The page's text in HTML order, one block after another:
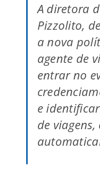
A diretora
Pizzolito,
a nova
agente de
entrar no
e
de